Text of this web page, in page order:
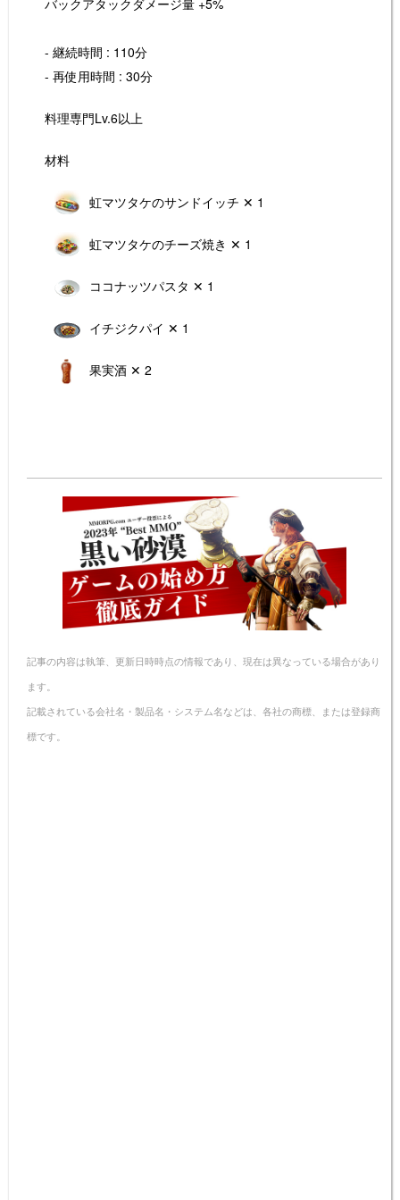
- 継続時間 : 110分
- 再使用時間 : 30分
料理専門Lv.6以上
材料
虹マツタケのサンドイッチ ✕ 1
虹マツタケのチーズ焼き ✕ 1
ココナッツパスタ ✕ 1
イチジクパイ ✕ 1
果実酒 ✕ 2
記事の内容は執筆、更新日時時点の情報であり、現在は異なっている場合があり
ます。
記載されている会社名・製品名・システム名などは、各社の商標、または登録商
標です。